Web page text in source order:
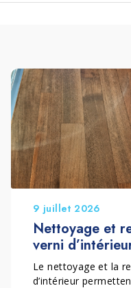
9 juillet 2026
Nettoyage et
verni
Le nettoyage et la
d’intérieur